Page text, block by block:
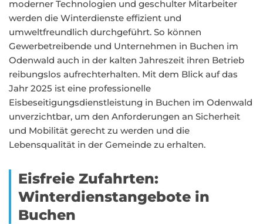
moderner Technologien und geschulter Mitarbeiter
werden die Winterdienste effizient und
umweltfreundlich durchgeführt. So können
Gewerbetreibende und Unternehmen in Buchen im
Odenwald auch in der kalten Jahreszeit ihren Betrieb
reibungslos aufrechterhalten. Mit dem Blick auf das
Jahr 2025 ist eine professionelle
Eisbeseitigungsdienstleistung in Buchen im Odenwald
unverzichtbar, um den Anforderungen an Sicherheit
und Mobilität gerecht zu werden und die
Lebensqualität in der Gemeinde zu erhalten.
Eisfreie Zufahrten:
Winterdienstangebote in
Buchen